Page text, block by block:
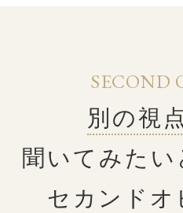
SECOND
別の視点
聞いてみたい
セカンドオ